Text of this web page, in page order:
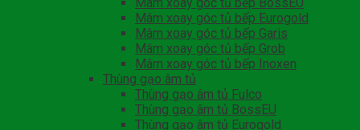
Mâm xoay góc tủ bếp Eurogold
Mâm xoay góc tủ bếp Garis
Mâm xoay góc tủ bếp Grob
Mâm xoay góc tủ bếp Inoxen
Thùng gạo âm tủ
Thùng gạo âm tủ Fulco
Thùng gạo âm tủ BossEU
Thùng gạo âm tủ Eurogold